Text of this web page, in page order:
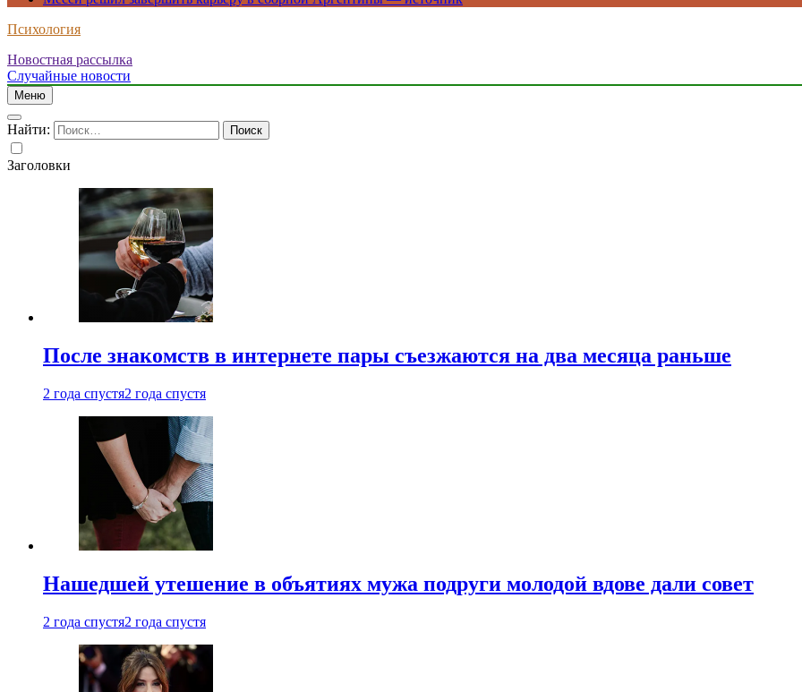
Психология
Новостная рассылка
Случайные новости
Меню
Найти:
Заголовки
После знакомств в интернете пары съезжаются на два месяца раньше
2 года спустя2 года спустя
Нашедшей утешение в объятиях мужа подруги молодой вдове дали совет
2 года спустя2 года спустя